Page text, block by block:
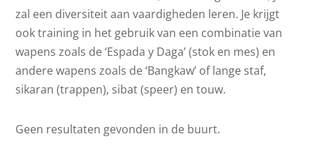
zal een diversiteit aan vaardigheden leren. Je krijgt
ook training in het gebruik van een combinatie van
wapens zoals de ‘Espada y Daga’ (stok en mes) en
andere wapens zoals de ‘Bangkaw’ of lange staf,
sikaran (trappen), sibat (speer) en touw.
Geen resultaten gevonden in de buurt.